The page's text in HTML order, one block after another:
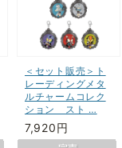
＜セット販売＞ト
レーディングメタ
ルチャームコレク
ション スト …
7,920円